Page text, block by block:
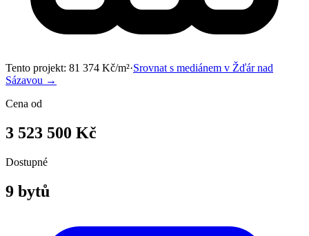
Tento projekt: 81 374 Kč/m²·Srovnat s mediánem v Žďár nad
Sázavou →
Cena od
3 523 500 Kč
Dostupné
9 bytů